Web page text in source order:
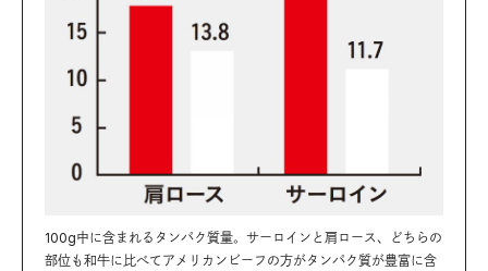
100g中に含まれるタンパク質量。サーロインと肩ロース、どちらの
部位も和牛に比べてアメリカンビーフの方がタンパク質が豊富に含